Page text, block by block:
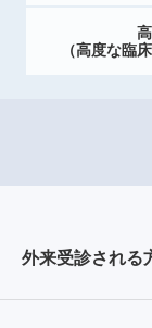
（高度な臨
外来受診される